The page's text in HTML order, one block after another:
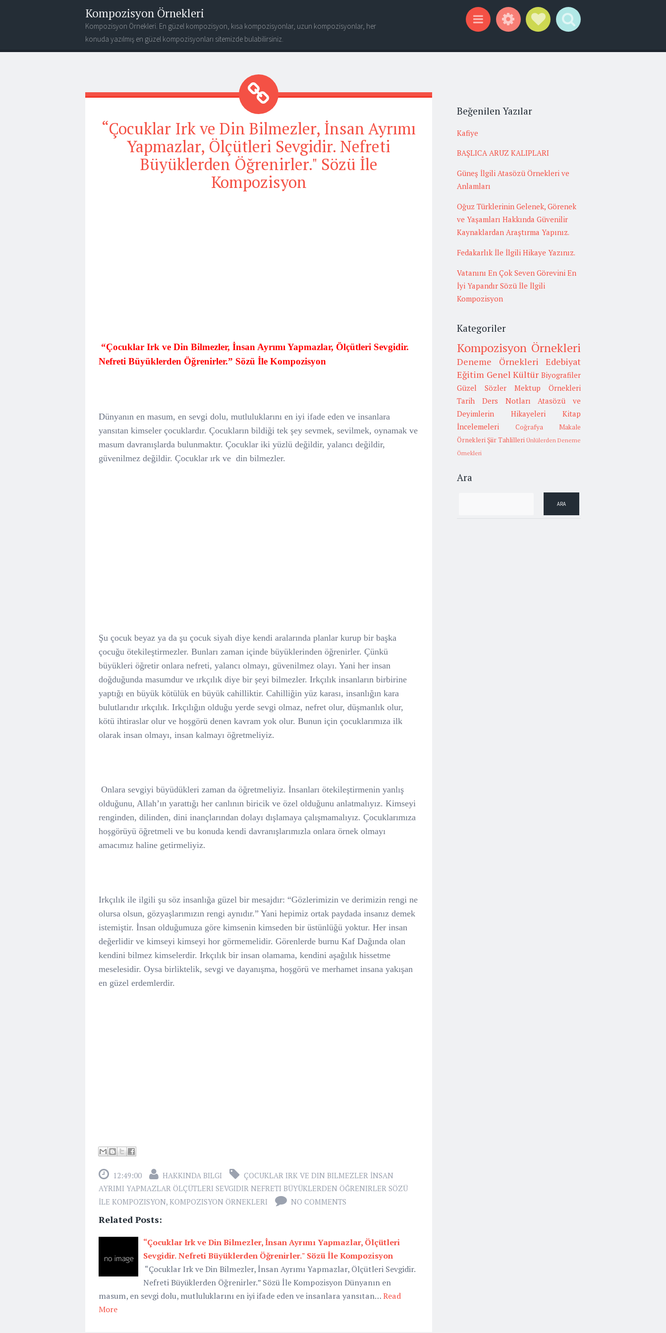
Kompozisyon Örnekleri
Kompozisyon Örnekleri. En güzel kompozisyon, kısa kompozisyonlar, uzun kompozisyonlar, her
konuda yazılmış en güzel kompozisyonları sitemizde bulabilirsiniz.
“Çocuklar Irk ve Din Bilmezler, İnsan Ayrımı
Yapmazlar, Ölçütleri Sevgidir. Nefreti
Büyüklerden Öğrenirler." Sözü İle
Kompozisyon
“Çocuklar Irk ve Din Bilmezler, İnsan Ayrımı Yapmazlar, Ölçütleri Sevgidir.
Nefreti Büyüklerden Öğrenirler.” Sözü İle Kompozisyon
Dünyanın en masum, en sevgi dolu, mutluluklarını en iyi ifade eden ve insanlara
yansıtan kimseler çocuklardır. Çocukların bildiği tek şey sevmek, sevilmek, oynamak ve
masum davranışlarda bulunmaktır. Çocuklar iki yüzlü değildir, yalancı değildir,
güvenilmez değildir. Çocuklar ırk ve din bilmezler.
Şu çocuk beyaz ya da şu çocuk siyah diye kendi aralarında planlar kurup bir başka
çocuğu ötekileştirmezler. Bunları zaman içinde büyüklerinden öğrenirler. Çünkü
büyükleri öğretir onlara nefreti, yalancı olmayı, güvenilmez olayı. Yani her insan
doğduğunda masumdur ve ırkçılık diye bir şeyi bilmezler. Irkçılık insanların birbirine
yaptığı en büyük kötülük en büyük cahilliktir. Cahilliğin yüz karası, insanlığın kara
bulutlarıdır ırkçılık. Irkçılığın olduğu yerde sevgi olmaz, nefret olur, düşmanlık olur,
kötü ihtiraslar olur ve hoşgörü denen kavram yok olur. Bunun için çocuklarımıza ilk
olarak insan olmayı, insan kalmayı öğretmeliyiz.
Onlara sevgiyi büyüdükleri zaman da öğretmeliyiz. İnsanları ötekileştirmenin yanlış
olduğunu, Allah’ın yarattığı her canlının biricik ve özel olduğunu anlatmalıyız. Kimseyi
renginden, dilinden, dini inançlarından dolayı dışlamaya çalışmamalıyız. Çocuklarımıza
hoşgörüyü öğretmeli ve bu konuda kendi davranışlarımızla onlara örnek olmayı
amacımız haline getirmeliyiz.
Irkçılık ile ilgili şu söz insanlığa güzel bir mesajdır: “Gözlerimizin ve derimizin rengi ne
olursa olsun, gözyaşlarımızın rengi aynıdır.” Yani hepimiz ortak paydada insanız demek
istemiştir. İnsan olduğumuza göre kimsenin kimseden bir üstünlüğü yoktur. Her insan
değerlidir ve kimseyi kimseyi hor görmemelidir. Görenlerde burnu Kaf Dağında olan
kendini bilmez kimselerdir. Irkçılık bir insan olamama, kendini aşağılık hissetme
meselesidir. Oysa birliktelik, sevgi ve dayanışma, hoşgörü ve merhamet insana yakışan
en güzel erdemlerdir.
12:49:00 HAKKINDA BILGI
ÇOCUKLAR IRK VE DIN BILMEZLER İNSAN
AYRIMI YAPMAZLAR ÖLÇÜTLERI SEVGIDIR NEFRETI BÜYÜKLERDEN ÖĞRENIRLER SÖZÜ
İLE KOMPOZISYON, KOMPOZISYON ÖRNEKLERI NO COMMENTS
Related Posts:
“Çocuklar Irk ve Din Bilmezler, İnsan Ayrımı Yapmazlar, Ölçütleri
Sevgidir. Nefreti Büyüklerden Öğrenirler." Sözü İle Kompozisyon
“Çocuklar Irk ve Din Bilmezler, İnsan Ayrımı Yapmazlar, Ölçütleri Sevgidir.
Nefreti Büyüklerden Öğrenirler.” Sözü İle Kompozisyon Dünyanın en
masum, en sevgi dolu, mutluluklarını en iyi ifade eden ve insanlara yansıtan…Read
More
Beğenilen Yazılar
Kafiye
BAŞLICA ARUZ KALIPLARI
Güneş İlgili Atasözü Örnekleri ve
Anlamları
Oğuz Türklerinin Gelenek, Görenek
ve Yaşamları Hakkında Güvenilir
Kaynaklardan Araştırma Yapınız.
Fedakarlık İle İlgili Hikaye Yazınız.
Vatanını En Çok Seven Görevini En
İyi Yapandır Sözü İle İlgili
Kompozisyon
Kategoriler
Kompozisyon Örnekleri
Deneme Örnekleri
Edebiyat
Eğitim Genel Kültür Biyografiler
Güzel Sözler
Mektup Örnekleri
Tarih
Ders Notları
Atasözü ve
Deyimlerin Hikayeleri
Kitap
İncelemeleri
Coğrafya
Makale
Örnekleri Şiir Tahlilleri Ünlülerden Deneme
Örnekleri
Ara